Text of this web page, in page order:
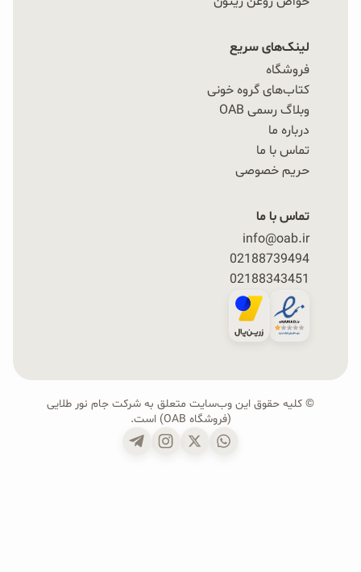
لینک‌های سریع
فروشگاه
کتاب‌های گروه خونی
وبلاگ رسمی OAB
درباره ما
تماس با ما
حریم خصوصی
تماس با ما
info@oab.ir
02188739494
02188343451
© کلیه حقوق این وب‌سایت متعلق به شرکت جام نور طلایی
(فروشگاه OAB) است.